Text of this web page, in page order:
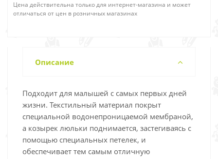
Цена действительна только для интернет-магазина и может
отличаться от цен в розничных магазинах
Описание
Подходит для малышей с самых первых дней
жизни. Текстильный материал покрыт
специальной водонепроницаемой мембраной,
а козырек люльки поднимается, застегиваясь с
помощью специальных петелек, и
обеспечивает тем самым отличную